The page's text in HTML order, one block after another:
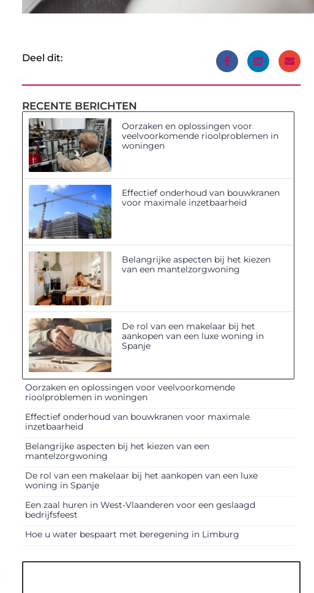
Deel dit:
RECENTE BERICHTEN
Oorzaken en oplossingen voor
veelvoorkomende rioolproblemen in
woningen
Effectief onderhoud van bouwkranen
voor maximale inzetbaarheid
Belangrijke aspecten bij het kiezen
van een mantelzorgwoning
De rol van een makelaar bij het
aankopen van een luxe woning in
Spanje
Oorzaken en oplossingen voor veelvoorkomende
rioolproblemen in woningen
Effectief onderhoud van bouwkranen voor maximale
inzetbaarheid
Belangrijke aspecten bij het kiezen van een
mantelzorgwoning
De rol van een makelaar bij het aankopen van een luxe
woning in Spanje
Een zaal huren in West-Vlaanderen voor een geslaagd
bedrijfsfeest
Hoe u water bespaart met beregening in Limburg